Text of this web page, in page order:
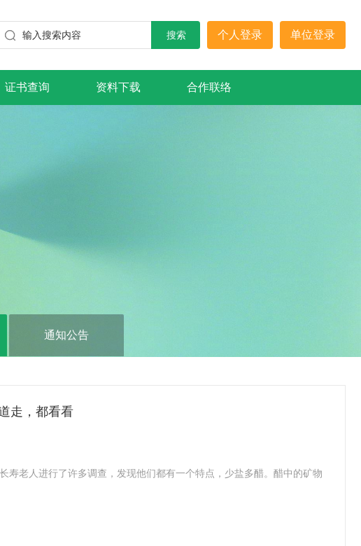
个人登录 单位登录
证书查询 资料下载 合作联络
通知公告
走，都看看
老人进行了许多调查，发现他们都有一个特点，少盐多醋。醋中的矿物